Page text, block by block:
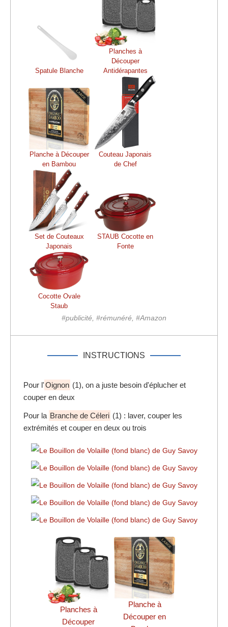
Spatule Blanche
Planches à
Découper
Antidérapantes
Planche à Découper
en Bambou
Couteau Japonais
de Chef
Set de Couteaux
Japonais
STAUB Cocotte en
Fonte
Cocotte Ovale
Staub
#publicité, #rémunéré, #Amazon
INSTRUCTIONS
Pour l'Oignon (1), on a juste besoin d'éplucher et
couper en deux
Pour la Branche de Céleri (1) : laver, couper les
extrémités et couper en deux ou trois
Planches à
Découper
Planche à
Découper en